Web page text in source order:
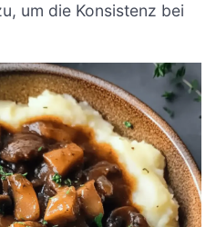
um die Konsistenz bei